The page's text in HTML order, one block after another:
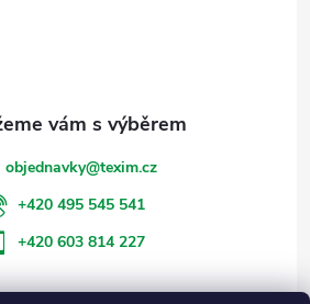
objednavky@texim.cz
+420 495 545 541
+420 603 814 227